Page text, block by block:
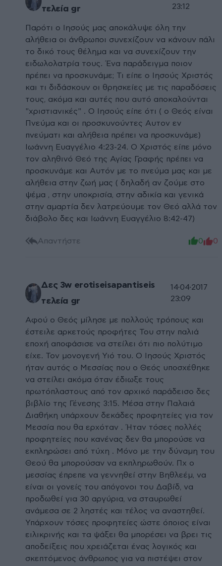
τελεία gr
23:12
Παρότι ο Ιησούς μας αποκάλυψε όλη την
αλήθεια οι άνθρωποι συνεχίζουν να κάνουν πάλι
το δικό τους θέλημα και να συνεχίζουν την
ειδωλολατρία τους. Ένα παράδειγμα ποιον
πρέπει να προσκυνάμε; Τι είπε ο Ιησούς Χριστός
και τι διδάσκουν οι θρησκείες με τις παραδόσεις
τους, ακόμα και αυτές που αυτό αποκαλούνται
"χριστιανικές" . Ο Ιησούς είπε ότι ( ο Θεός είναι
Πνεύμα και οι προσκυνούντες Αυτον εν
πνεύματι και αλήθεια πρέπει να προσκυνάμε)
Ιωάννη Ευαγγέλιο 4:23-24. Ο Χριστός είπε μόνο
τον αληθινό Θεό της Αγίας Γραφής πρέπει να
προσκυνάμε και Αυτόν με το πνεύμα μας και με
αλήθεια στην ζωή μας ( δηλαδή αν ζούμε στο
ψέμα , στην υποκρισία, στην αδικία και γενικά
στην αμαρτία δεν λατρεύουμε τον Θεό αλλά τον
διάβολο δες και Ιωάννη Ευαγγέλιο 8:42-47)
Απαντήστε 0 0
Δες 3w erotiseisapantiseis
τελεία gr
14·04·2017
23:09
Αφού ο Θεός μίλησε με πολλούς τρόπους και
έστειλε αρκετούς προφήτες Του στην παλιά
εποχή αποφάσισε να στείλει ότι πιο πολύτιμο
είχε. Τον μονογενή Υιό του. Ο Ιησούς Χριστός
ήταν αυτός ο Μεσσίας που ο Θεός υποσχέθηκε
να στείλει ακόμα όταν έδιωξε τους
πρωτόπλαστους από τον αρχικό παράδεισο δες
βιβλίο της Γένεσης 3:15. Μέσα στην Παλαιά
Διαθήκη υπάρχουν δεκάδες προφητείες για τον
Μεσσία που θα ερχόταν . Ήταν τόσες πολλές
προφητείες που κανένας δεν θα μπορούσε να
εκπληρώσει από τύχη . Μόνο με την δύναμη του
Θεού θα μπορούσαν να εκπληρωθούν. Πχ ο
μεσσίας έπρεπε να γεννηθεί στην Βηθλεέμ, να
είναι οι γονείς του απόγονοι του Δαβίδ, να
προδωθεί για 30 αργύρια, να σταυρωθεί
ανάμεσα σε 2 ληστές και τέλος να αναστηθεί.
Υπάρχουν τόσες προφητείες ώστε όποιος είναι
ειλικρινής και τα ψάξει θα μπορέσει να βρει τις
αποδείξεις που χρειάζεται ένας λογικός και
σκεπτόμενος άνθρωπος για να πιστέψει στον